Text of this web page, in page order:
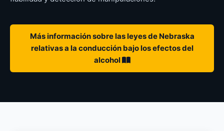
Más información sobre las leyes de Nebraska
relativas a la conducción bajo los efectos del
alcohol